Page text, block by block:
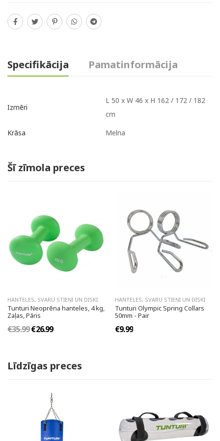
Specifikācija Pamatinformācija
Izmēri
L 50 x W 46 x H 162 / 172 / 182
cm
Krāsa Melna
Šī zīmola preces
HANTELES, SVARU STIEŅI UN DISKI
Tunturi Neoprēna hanteles, 4 kg,
Zaļas, Pāris
€35.99€26.99
HANTELES, SVARU STIEŅI UN DISKI
Tunturi Olympic Spring Collars
50mm - Pair
€9.99
Līdzīgas preces